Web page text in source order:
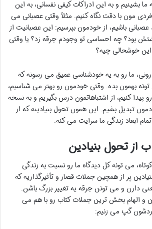
بشینیم و به این ادراکات کیفی نفسانی، به این
مون با دقت نگاه کنیم. مثلاً وقتی عصبانی می
باشیم، از خودمون بپرسیم: این عصبانیت از
بود؟ چه احساسی تو وجودم جرقه زد؟ یا وقتی
این خوشحالی چیه؟
ما رو به یه خودشناسی عمیق می رسونه که
بهمون بده. وقتی خودمون رو بهتر می شناسیم،
پیدا کنیم، از اشتباهاتمون درس بگیریم و به نسخه
تبدیل بشیم. این همون تحول بنیادینه که از
ابعاد زندگی ما سرایت می کنه.
از تحول بنیادین
می تونه کل دیدگاه ما رو نسبت به زندگی
پر از همچین جملات قصار و تأثیرگذاریه که
دارن و می تونن جرقه یه تغییر بزرگ باشن.
و الهام بخش ترین جملات کتاب رو با هم می
گپ می زنیم: